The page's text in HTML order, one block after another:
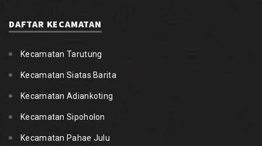
DAFTAR KECAMATAN
Kecamatan Tarutung
Kecamatan Siatas Barita
Kecamatan Adiankoting
Kecamatan Sipoholon
Kecamatan Pahae Julu